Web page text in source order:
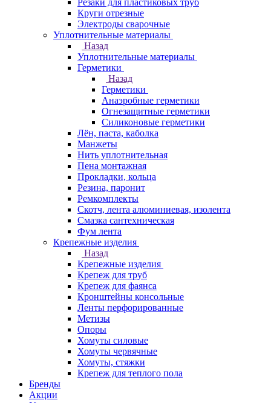
Резаки для пластиковых труб
Круги отрезные
Электроды сварочные
Уплотнительные материалы
Назад
Уплотнительные материалы
Герметики
Назад
Герметики
Анаэробные герметики
Огнезащитные герметики
Силиконовые герметики
Лён, паста, каболка
Манжеты
Нить уплотнительная
Пена монтажная
Прокладки, кольца
Резина, паронит
Ремкомплекты
Скотч, лента алюминиевая, изолента
Смазка сантехническая
Фум лента
Крепежные изделия
Назад
Крепежные изделия
Крепеж для труб
Крепеж для фаянса
Кронштейны консольные
Ленты перфорированные
Метизы
Опоры
Хомуты силовые
Хомуты червячные
Хомуты, стяжки
Крепеж для теплого пола
Бренды
Акции